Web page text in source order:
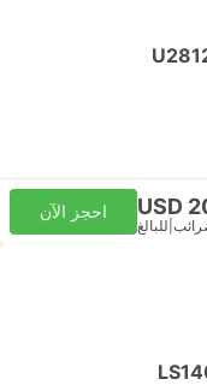
USD
للبالغ
احجز الآن